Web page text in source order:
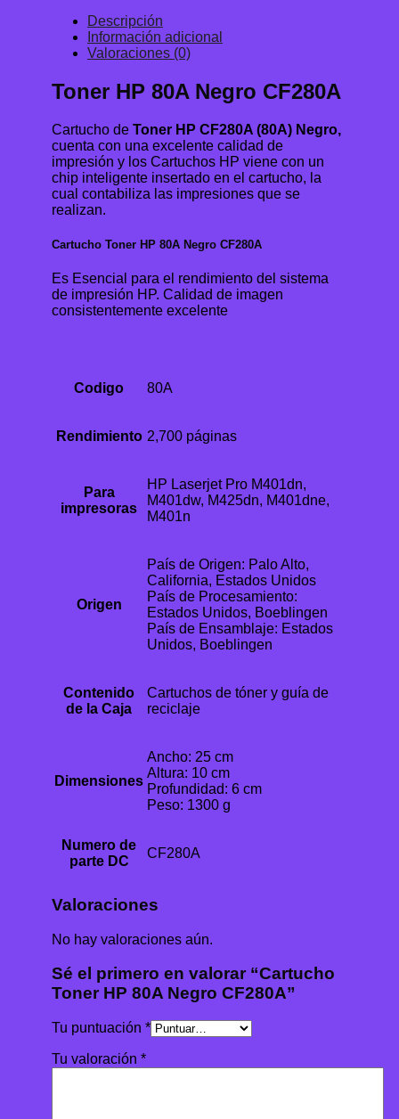
Descripción
Información adicional
Valoraciones (0)
Toner HP 80A Negro CF280A
Cartucho de Toner HP CF280A (80A) Negro,
cuenta con una excelente calidad de
impresión y los Cartuchos HP viene con un
chip inteligente insertado en el cartucho, la
cual contabiliza las impresiones que se
realizan.
Cartucho Toner HP 80A Negro CF280A
Es Esencial para el rendimiento del sistema
de impresión HP. Calidad de imagen
consistentemente excelente
Codigo 80A
Rendimiento 2,700 páginas
Para
impresoras
HP Laserjet Pro M401dn,
M401dw, M425dn, M401dne,
M401n
Origen
País de Origen: Palo Alto,
California, Estados Unidos
País de Procesamiento:
Estados Unidos, Boeblingen
País de Ensamblaje: Estados
Unidos, Boeblingen
Contenido
de la Caja
Cartuchos de tóner y guía de
reciclaje
Dimensiones
Ancho: 25 cm
Altura: 10 cm
Profundidad: 6 cm
Peso: 1300 g
Numero de
parte DC
CF280A
Valoraciones
No hay valoraciones aún.
Sé el primero en valorar “Cartucho
Toner HP 80A Negro CF280A”
Tu puntuación *
Tu valoración *